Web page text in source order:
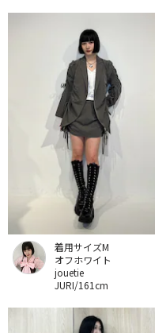
着用サイズM
オフホワイト
jouetie
JURI/161cm